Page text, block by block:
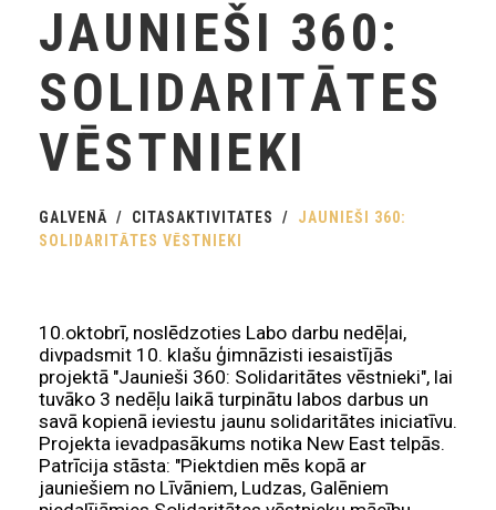
JAUNIEŠI 360:
SOLIDARITĀTES
VĒSTNIEKI
GALVENĀ CITASAKTIVITATES
JAUNIEŠI 360:
SOLIDARITĀTES VĒSTNIEKI
10.oktobrī, noslēdzoties Labo darbu nedēļai,
divpadsmit 10. klašu ģimnāzisti iesaistījās
projektā "Jaunieši 360: Solidaritātes vēstnieki", lai
tuvāko 3 nedēļu laikā turpinātu labos darbus un
savā kopienā ieviestu jaunu solidaritātes iniciatīvu.
Projekta ievadpasākums notika New East telpās.
Patrīcija stāsta: "Piektdien mēs kopā ar
jauniešiem no Līvāniem, Ludzas, Galēniem